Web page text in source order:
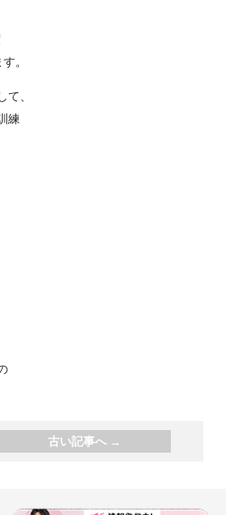
。
、
練
古い記事へ →